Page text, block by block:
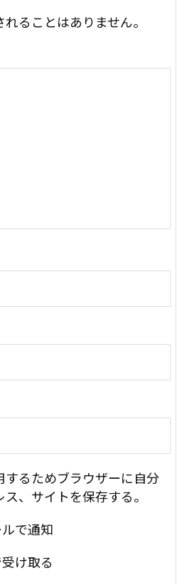
ることはありません。
るためブラウザーに自分
、サイトを保存する。
で通知
け取る